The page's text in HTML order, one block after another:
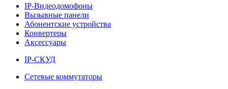
IP-Видеодомофоны
Вызывные панели
Абонентские устройства
Конвертеры
Аксессуары
IP-СКУД
Сетевые коммутаторы